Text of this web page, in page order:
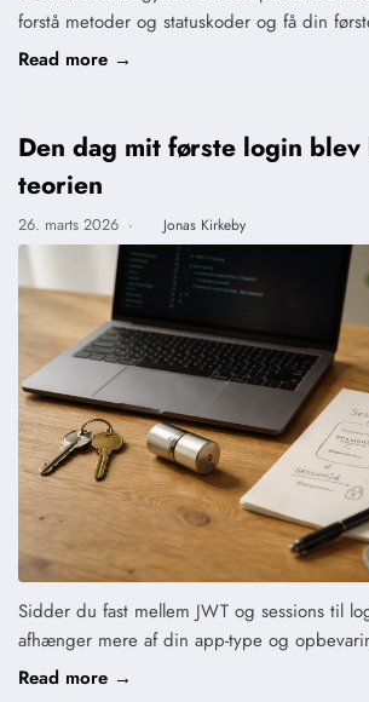
forstå metoder og statuskoder og få din
Read more →
Den dag mit første login blev
teorien
26. marts 2026 · Jonas Kirkeby
Sidder du fast mellem JWT og sessions til
afhænger mere af din app-type og
Read more →